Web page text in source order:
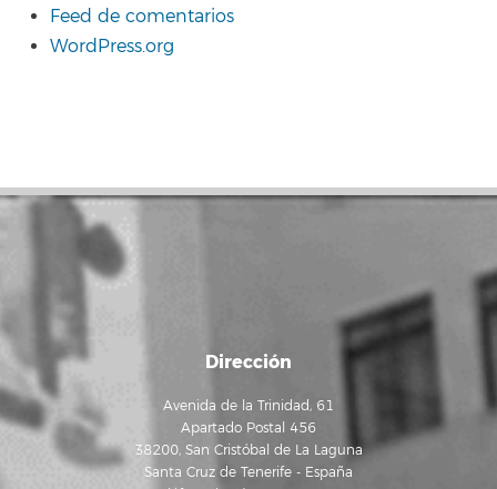
Feed de comentarios
WordPress.org
Dirección
Avenida de la Trinidad, 61
Apartado Postal 456
38200, San Cristóbal de La Laguna
Santa Cruz de Tenerife - España